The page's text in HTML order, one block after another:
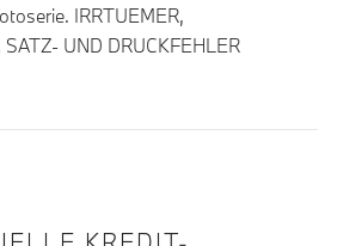
IRRTUEMER,
SATZ- UND DRUCKFEHLER